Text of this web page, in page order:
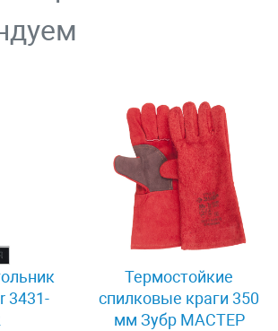
3431-
Термостойкие
спилковые краги 350
мм Зубр МАСТЕР